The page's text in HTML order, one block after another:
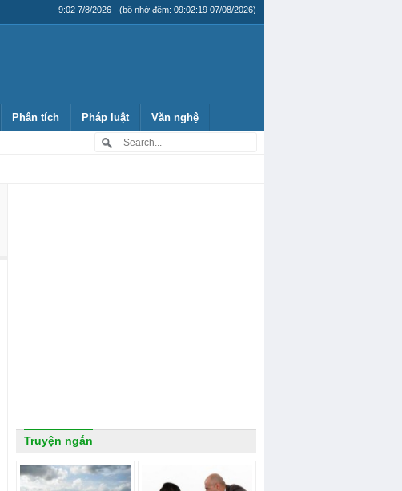
9:02 7/8/2026 - (bộ nhớ đệm: 09:02:19 07/08/2026)
Phân tích Pháp luật Văn nghệ
Truyện ngắn